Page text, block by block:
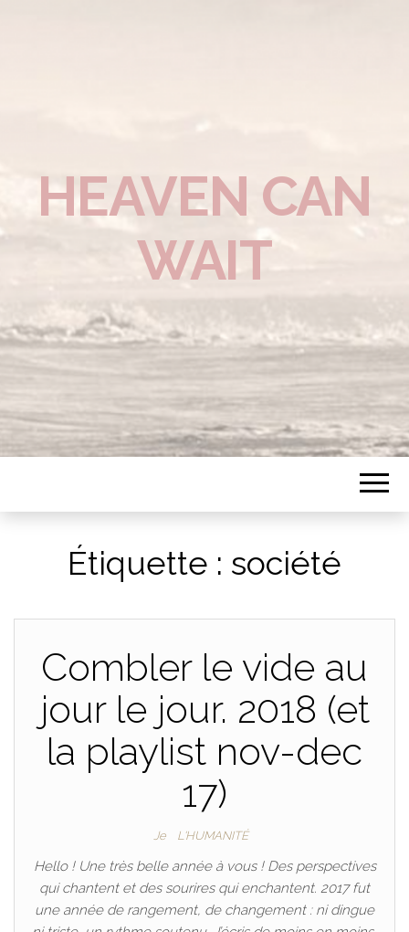
HEAVEN CAN
WAIT
Étiquette : société
Combler le vide au
jour le jour. 2018 (et
la playlist nov-dec
17)
Je L'HUMANITÉ
Hello ! Une très belle année à vous ! Des perspectives
qui chantent et des sourires qui enchantent. 2017 fut
une année de rangement, de changement : ni dingue